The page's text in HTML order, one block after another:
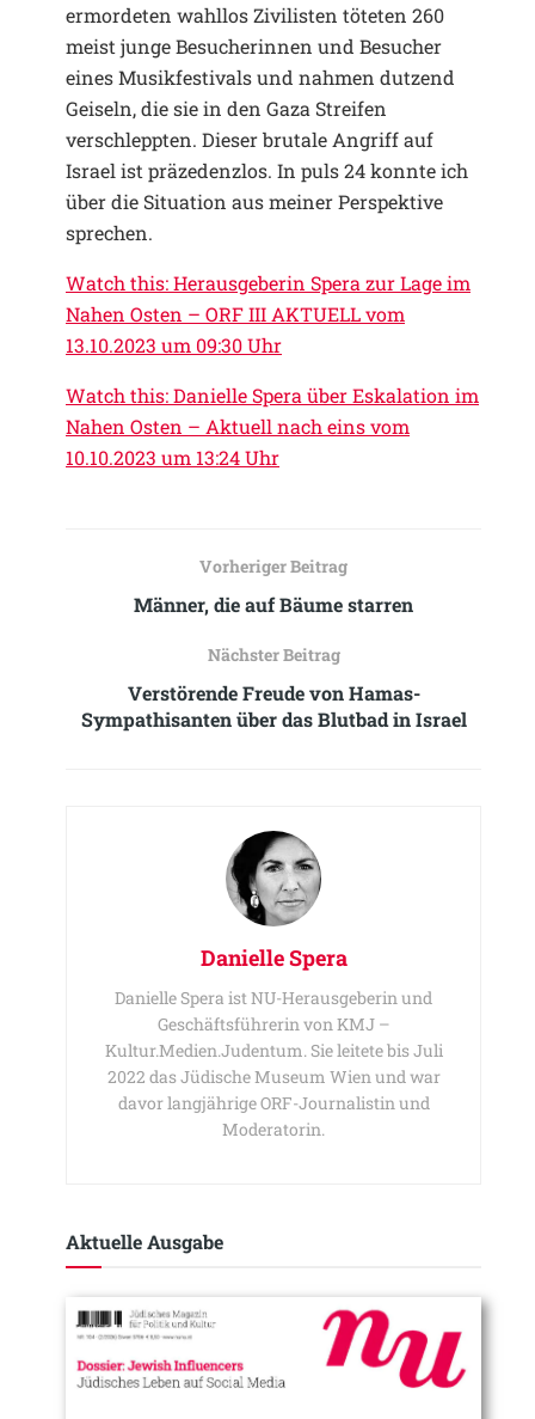
ermordeten wahllos Zivilisten töteten 260
meist junge Besucherinnen und Besucher
eines Musikfestivals und nahmen dutzend
Geiseln, die sie in den Gaza Streifen
verschleppten. Dieser brutale Angriff auf
Israel ist präzedenzlos. In puls 24 konnte ich
über die Situation aus meiner Perspektive
sprechen.
Watch this: Herausgeberin Spera zur Lage im
Nahen Osten – ORF III AKTUELL vom
13.10.2023 um 09:30 Uhr
Watch this: Danielle Spera über Eskalation im
Nahen Osten – Aktuell nach eins vom
10.10.2023 um 13:24 Uhr
Vorheriger Beitrag
Männer, die auf Bäume starren
Nächster Beitrag
Verstörende Freude von Hamas-
Sympathisanten über das Blutbad in Israel
Danielle Spera
Danielle Spera ist NU-Herausgeberin und
Geschäftsführerin von KMJ –
Kultur.Medien.Judentum. Sie leitete bis Juli
2022 das Jüdische Museum Wien und war
davor langjährige ORF-Journalistin und
Moderatorin.
Aktuelle Ausgabe​